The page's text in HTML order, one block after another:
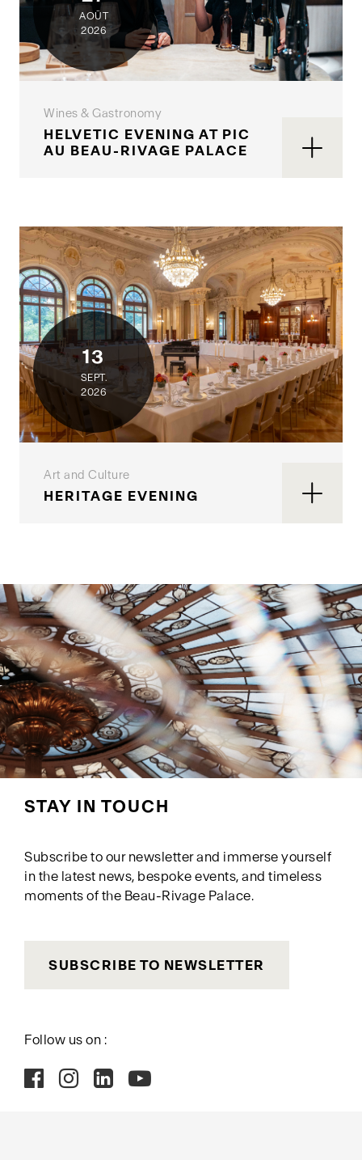
AOÛT
2026
Wines & Gastronomy
HELVETIC EVENING AT PIC
AU BEAU-RIVAGE PALACE
13
SEPT.
2026
Art and Culture
HERITAGE EVENING
STAY IN TOUCH
Subscribe to our newsletter and immerse yourself
in the latest news, bespoke events, and timeless
moments of the Beau-Rivage Palace.
SUBSCRIBE TO NEWSLETTER
Follow us on :